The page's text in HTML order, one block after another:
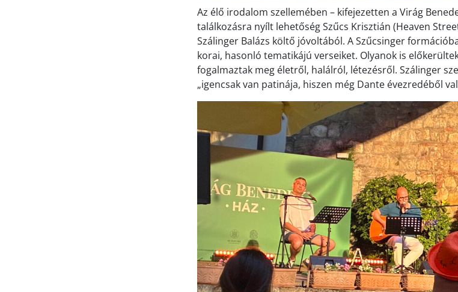
Az élő irodalom szellemében – kifejezetten a Virág
találkozásra nyílt lehetőség Szűcs Krisztián (Heaven
Szálinger Balázs költő jóvoltából. A Szűcsinger
korai, hasonló tematikájú verseiket. Olyanok is
fogalmaztak meg életről, halálról, létezésről. Szálinger
„igencsak van patinája, hiszen még Dante évezredéből